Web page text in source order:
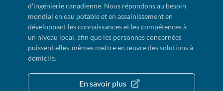
d'ingénierie canadienne. Nous répondons au besoin
mondial en eau potable et en assainissement en
développant les connaissances et les compétences à
un niveau local, afin que les personnes concernées
puissent elles-mêmes mettre en œuvre des solutions à
domicile.
En savoir plus